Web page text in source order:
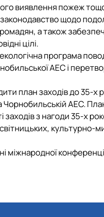
виявлення пожеж
щодо
а також
цілі.
програма
АЕС і
план заходів до 35-
на Чорнобильській АЕС.
заходів з нагоди 35-х
культурно-
міжнародної